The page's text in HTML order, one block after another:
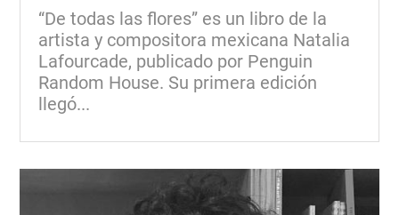
“De todas las flores” es un libro de la
artista y compositora mexicana Natalia
Lafourcade, publicado por Penguin
Random House. Su primera edición
llegó...